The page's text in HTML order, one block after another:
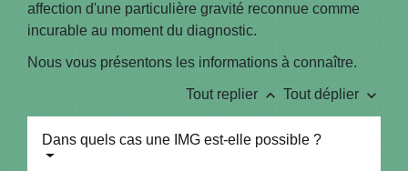
affection d'une particulière gravité reconnue comme
incurable au moment du diagnostic.
Nous vous présentons les informations à connaître.
Tout replier keyboard_arrow_up Tout déplier keyboard_arrow_down
Dans quels cas une IMG est-elle possible ?